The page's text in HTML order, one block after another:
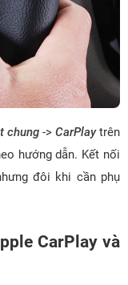
chung -> CarPlaytrên
hướng dẫn. Kết nối
đôi khi cần phụ
CarPlay và